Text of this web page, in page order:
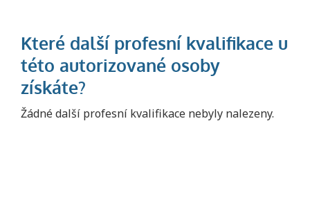
Žádné další profesní kvalifikace nebyly nalezeny.
Projděte si seznam profesních kvalifikací.